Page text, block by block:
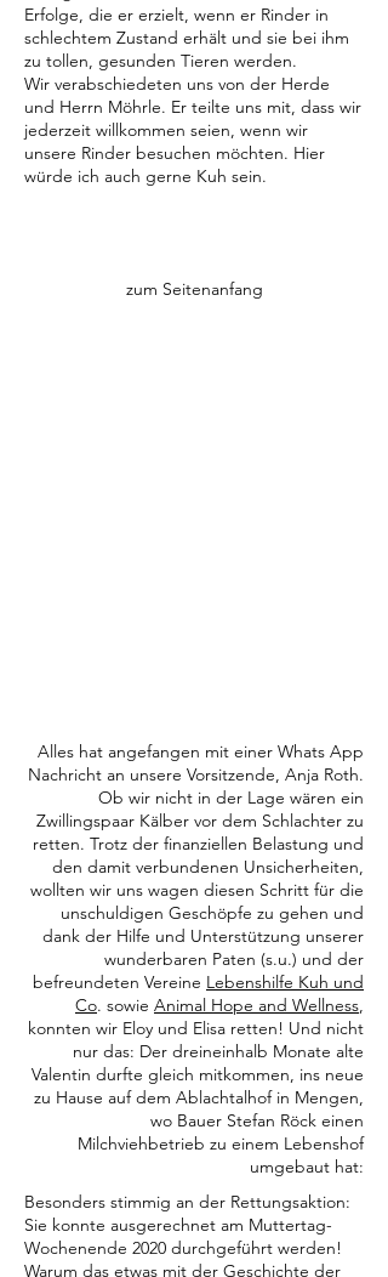
Erfolge, die er erzielt, wenn er Rinder in
schlechtem Zustand erhält und sie bei ihm
zu tollen, gesunden Tieren werden.
Wir verabschiedeten uns von der Herde
und Herrn Möhrle. Er teilte uns mit, dass wir
jederzeit willkommen seien, wenn wir
unsere Rinder besuchen möchten. Hier
würde ich auch gerne Kuh sein.
zum Seitenanfang
Alles hat angefangen mit einer Whats App
Nachricht an unsere Vorsitzende, Anja Roth.
Ob wir nicht in der Lage wären ein
Zwillingspaar Kälber vor dem Schlachter zu
retten. Trotz der finanziellen Belastung und
den damit verbundenen Unsicherheiten,
wollten wir uns wagen diesen Schritt für die
unschuldigen Geschöpfe zu gehen und
dank der Hilfe und Unterstützung unserer
wunderbaren Paten (s.u.) und der
befreundeten Vereine Lebenshilfe Kuh und
Co. sowie Animal Hope and Wellness,
konnten wir Eloy und Elisa retten! Und nicht
nur das: Der dreineinhalb Monate alte
Valentin durfte gleich mitkommen, ins neue
zu Hause auf dem Ablachtalhof in Mengen,
wo Bauer Stefan Röck einen
Milchviehbetrieb zu einem Lebenshof
umgebaut hat:
Besonders stimmig an der Rettungsaktion:
Sie konnte ausgerechnet am Muttertag-
Wochenende 2020 durchgeführt werden!
Warum das etwas mit der Geschichte der